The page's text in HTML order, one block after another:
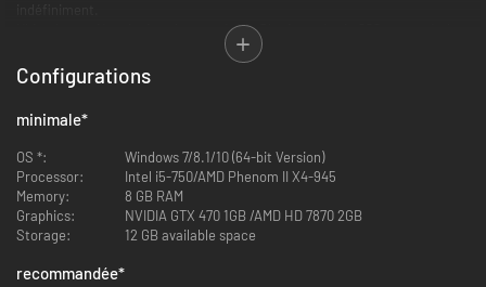
L'histoire se déroule dans la contrée de Skyrim, près de 200 ans après les
événements narrés dans le précédent opus. L'assassinat du Haut-Roi de
Bordeciel a plongé le pays dans la guerre civile et pour couronner le tout,
c'est le moment que choisit Alduin pour réapparaître. Une seule personne
c'est vous !
Configurations
minimale*
OS *:
Windows 7/8.1/10 (64-bit Version)
Processor:
Intel i5-750/AMD Phenom II X4-945
Memory:
8 GB RAM
Graphics:
NVIDIA GTX 470 1GB /AMD HD 7870 2GB
Storage:
12 GB available space
recommandée*